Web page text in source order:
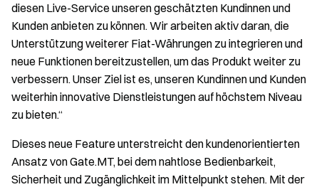
diesen Live-Service unseren geschätzten Kundinnen und
Kunden anbieten zu können. Wir arbeiten aktiv daran, die
Unterstützung weiterer Fiat-Währungen zu integrieren und
neue Funktionen bereitzustellen, um das Produkt weiter zu
verbessern. Unser Ziel ist es, unseren Kundinnen und Kunden
weiterhin innovative Dienstleistungen auf höchstem Niveau
zu bieten.“
Dieses neue Feature unterstreicht den kundenorientierten
Ansatz von Gate.MT, bei dem nahtlose Bedienbarkeit,
Sicherheit und Zugänglichkeit im Mittelpunkt stehen. Mit der